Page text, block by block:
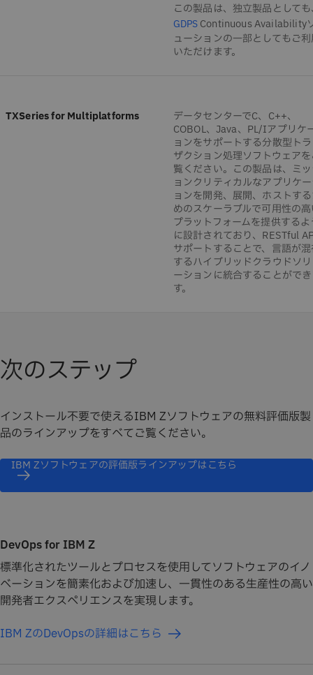
この製品は、独立製品として
GDPS Continuous Availability
ューションの一部としてもご
いただけます。
TXSeries for Multiplatforms
データセンターでC、C++、
COBOL、Java、PL/Iアプリケ
ョンをサポートする分散型ト
ザクション処理ソフトウェア
覧ください。この製品は、ミ
ョンクリティカルなアプリケ
ョンを開発、展開、ホストす
めのスケーラブルで可用性の
プラットフォームを提供するよ
に設計されており、RESTful
サポートすることで、言語が
するハイブリッドクラウドソ
ーションに統合することがで
す。
次のステップ
インストール不要で使えるIBM Zソフトウェアの無料評価版製
品のラインアップをすべてご覧ください。
IBM Zソフトウェアの評価版ラインアップはこちら
DevOps for IBM Z
標準化されたツールとプロセスを使用してソフトウェアのイノ
ベーションを簡素化および加速し、一貫性のある生産性の高い
開発者エクスペリエンスを実現します。
IBM ZのDevOpsの詳細はこちら